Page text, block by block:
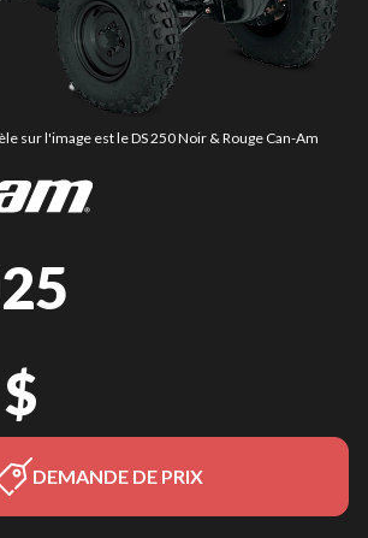
sur l'image est le DS 250 Noir & Rouge Can-Am
DEMANDE DE PRIX